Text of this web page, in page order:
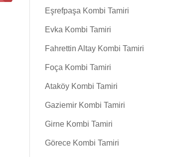
Eşrefpaşa Kombi Tamiri
Evka Kombi Tamiri
Fahrettin Altay Kombi Tamiri
Foça Kombi Tamiri
Ataköy Kombi Tamiri
Gaziemir Kombi Tamiri
Girne Kombi Tamiri
Görece Kombi Tamiri